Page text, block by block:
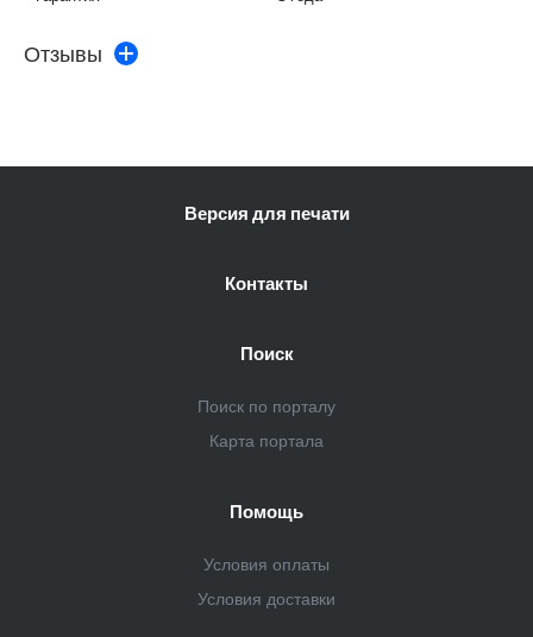
Отзывы
Версия для печати
Контакты
Поиск
Поиск по порталу
Карта портала
Помощь
Условия оплаты
Условия доставки